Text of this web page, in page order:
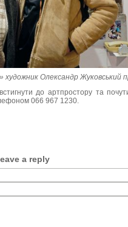
художник Олександр Жуковський
до артпростору та почути
066 967 1230.
a reply